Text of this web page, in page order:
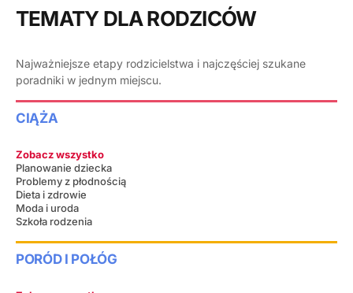
TEMATY DLA RODZICÓW
Najważniejsze etapy rodzicielstwa i najczęściej szukane
poradniki w jednym miejscu.
CIĄŻA
Zobacz wszystko
Planowanie dziecka
Problemy z płodnością
Dieta i zdrowie
Moda i uroda
Szkoła rodzenia
PORÓD I POŁÓG